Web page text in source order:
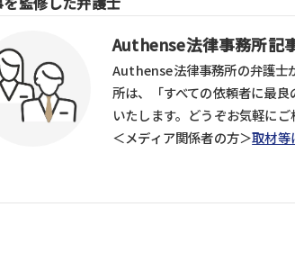
Authense法律事務所記
Authense法律事務所の弁護士
所は、「すべての依頼者に最
いたします。どうぞお気軽にご
＜メディア関係者の方＞取材等